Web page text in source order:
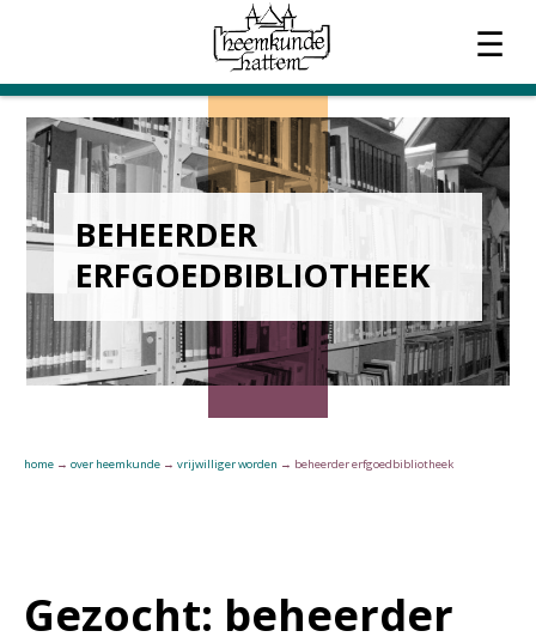
☰
OVER HEEMKUNDE
ACTUEEL
WERKGROEPEN
TIJDSCHRIFT
CONTACT
BEHEERDER
ERFGOEDBIBLIOTHEEK
home → over heemkunde → vrijwilliger worden → beheerder erfgoedbibliotheek
Gezocht: beheerder